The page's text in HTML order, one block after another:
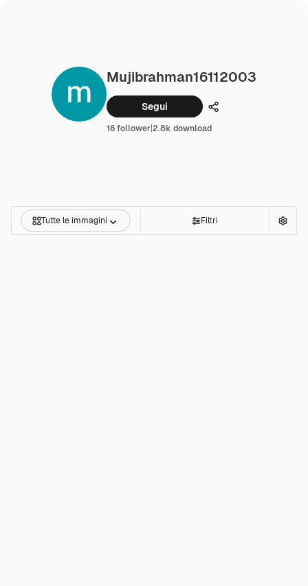
Mujibrahman16112003
Segui Condividi
16 follower|2.8k download
Tutte le immagini Filtri